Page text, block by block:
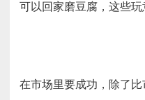
可以回家磨豆腐，这些
在市场里要成功，除了